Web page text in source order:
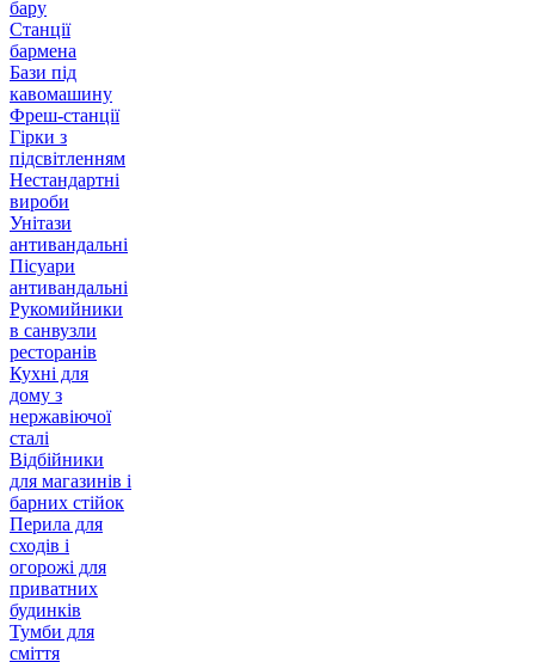
бару
Станції
бармена
Бази під
кавомашину
Фреш-станції
Гірки з
підсвітленням
Нестандартні
вироби
Унітази
антивандальні
Пісуари
антивандальні
Рукомийники
в санвузли
ресторанів
Кухні для
дому з
нержавіючої
сталі
Відбійники
для магазинів і
барних стійок
Перила для
сходів і
огорожі для
приватних
будинків
Тумби для
сміття